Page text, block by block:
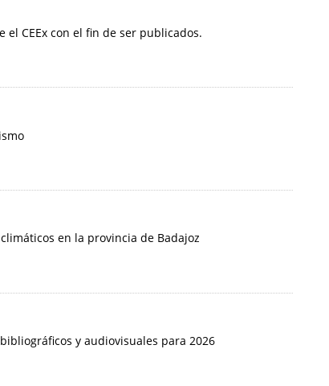
CEEx con el fin de ser publicados.
en la provincia de Badajoz
y audiovisuales para 2026